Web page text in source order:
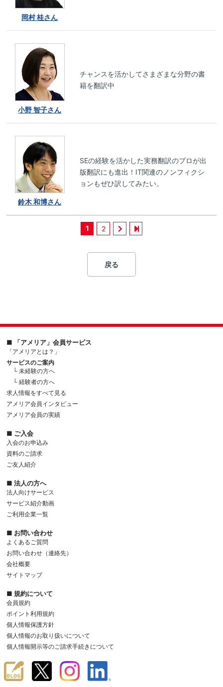
岡村 桂さん
小野 智子さん
チャンスを活かしてさまざまな分野の書
籍を翻訳中
鈴木 和博さん
SEの経験を活かした実務翻訳のプロが出
版翻訳にも進出！IT関連のノンフィクシ
ョンもぜひ訳してみたい。
1 2
戻る
■ 「アメリア」会員サービス
「アメリアとは？」
サービスのご案内
└ 未経験の方へ
└ 経験者の方へ
求人情報をすべて見る
アメリア会員インタビュー
アメリア会員の実績
■ ご入会
入会のお申込み
資料のご請求
ご友人紹介
■ 法人の方へ
法人向けサービス
サービス紹介動画
ご利用企業一覧
■ お問い合わせ
よくあるご質問
お問い合わせ（連絡先）
会社概要
サイトマップ
■ 規約について
会員規約
ポイント利用規約
個人情報保護方針
個人情報のお取り扱いについて
個人情報開示等のご請求手続きについて